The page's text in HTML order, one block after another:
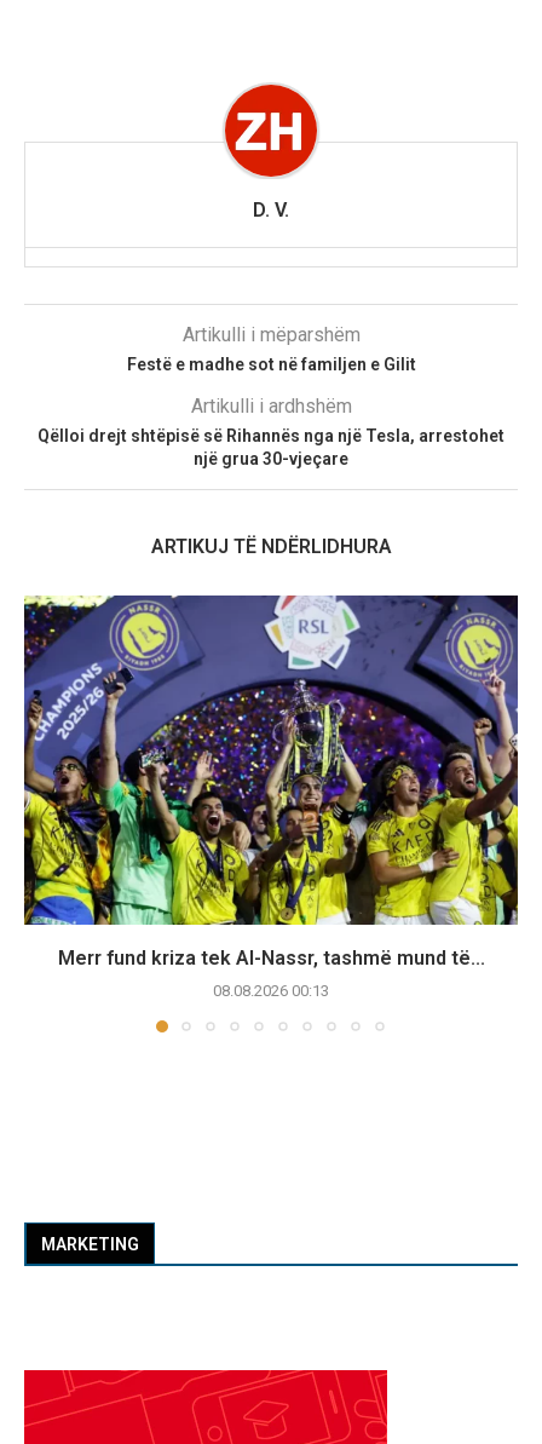
D. V.
Artikulli i mëparshëm
Festë e madhe sot në familjen e Gilit
Artikulli i ardhshëm
Qëlloi drejt shtëpisë së Rihannës nga një Tesla, arrestohet
një grua 30-vjeçare
ARTIKUJ TË NDËRLIDHURA
Merr fund kriza tek Al-Nassr, tashmë mund të...
08.08.2026 00:13
MARKETING